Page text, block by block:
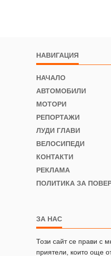
НАВИГАЦИЯ
НАЧАЛО
АВТОМОБИЛИ
МОТОРИ
РЕПОРТАЖИ
ЛУДИ ГЛАВИ
ВЕЛОСИПЕДИ
КОНТАКТИ
РЕКЛАМА
ПОЛИТИКА ЗА
ЗА НАС
Този сайт се прави с
приятели, които още